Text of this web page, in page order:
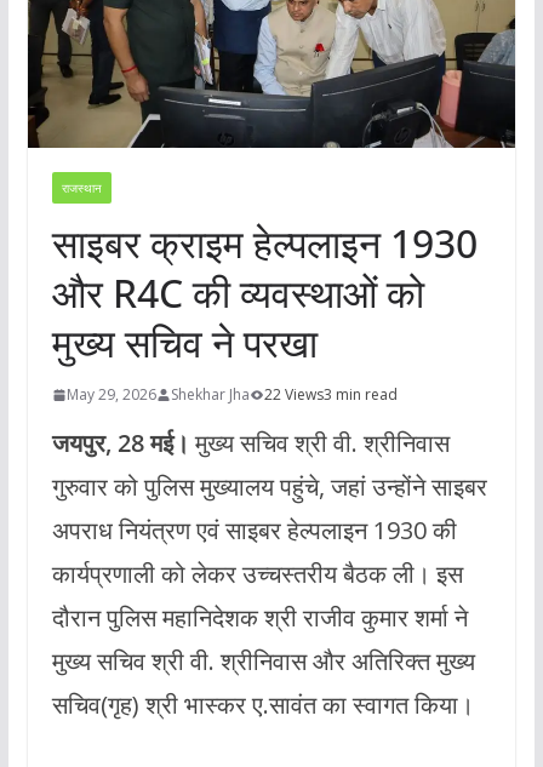
राजस्थान
साइबर क्राइम हेल्पलाइन 1930
और R4C की व्यवस्थाओं को
मुख्य सचिव ने परखा
May 29, 2026 Shekhar Jha 22 Views3 min read
जयपुर, 28 मई। मुख्य सचिव श्री वी. श्रीनिवास
गुरुवार को पुलिस मुख्यालय पहुंचे, जहां उन्होंने साइबर
अपराध नियंत्रण एवं साइबर हेल्पलाइन 1930 की
कार्यप्रणाली को लेकर उच्चस्तरीय बैठक ली। इस
दौरान पुलिस महानिदेशक श्री राजीव कुमार शर्मा ने
मुख्य सचिव श्री वी. श्रीनिवास और अतिरिक्त मुख्य
सचिव(गृह) श्री भास्कर ए.सावंत का स्वागत किया।